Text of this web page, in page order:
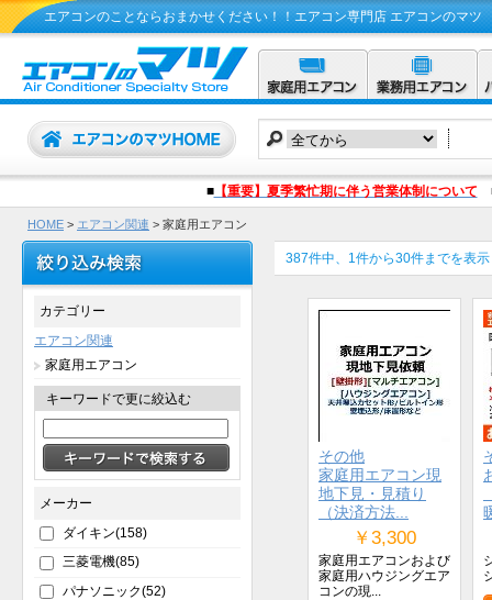
エアコンのことならおまかせください！！エアコン専門店 エアコンのマツ
■【重要】夏季繁忙期に伴う営業体制について
HOME > エアコン関連 > 家庭用エアコン
387件中、1件から30件までを表示
その他
家庭用エアコン現
地下見・見積り
（決済方法...
￥3,300
家庭用エアコンおよび
家庭用ハウジングエア
コンの現...
カテゴリー
エアコン関連
家庭用エアコン
キーワードで更に絞込む
メーカー
ダイキン(158)
三菱電機(85)
パナソニック(52)